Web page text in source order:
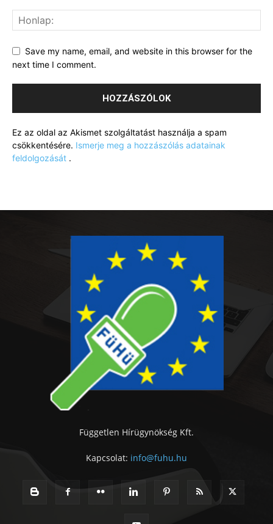
Save my name, email, and website in this browser for the
next time I comment.
Ez az oldal az Akismet szolgáltatást használja a spam
csökkentésére. Ismerje meg a hozzászólás adatainak
feldolgozását .
Független Hírügynökség Kft.
Kapcsolat: info@fuhu.hu